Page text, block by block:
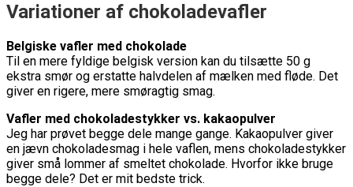
Variationer af chokoladevafler
Belgiske vafler med chokolade
Til en mere fyldige belgisk version kan du tilsætte 50 g
ekstra smør og erstatte halvdelen af mælken med fløde. Det
giver en rigere, mere smøragtig smag.
Vafler med chokoladestykker vs. kakaopulver
Jeg har prøvet begge dele mange gange. Kakaopulver giver
en jævn chokoladesmag i hele vaflen, mens chokoladestykker
giver små lommer af smeltet chokolade. Hvorfor ikke bruge
begge dele? Det er mit bedste trick.